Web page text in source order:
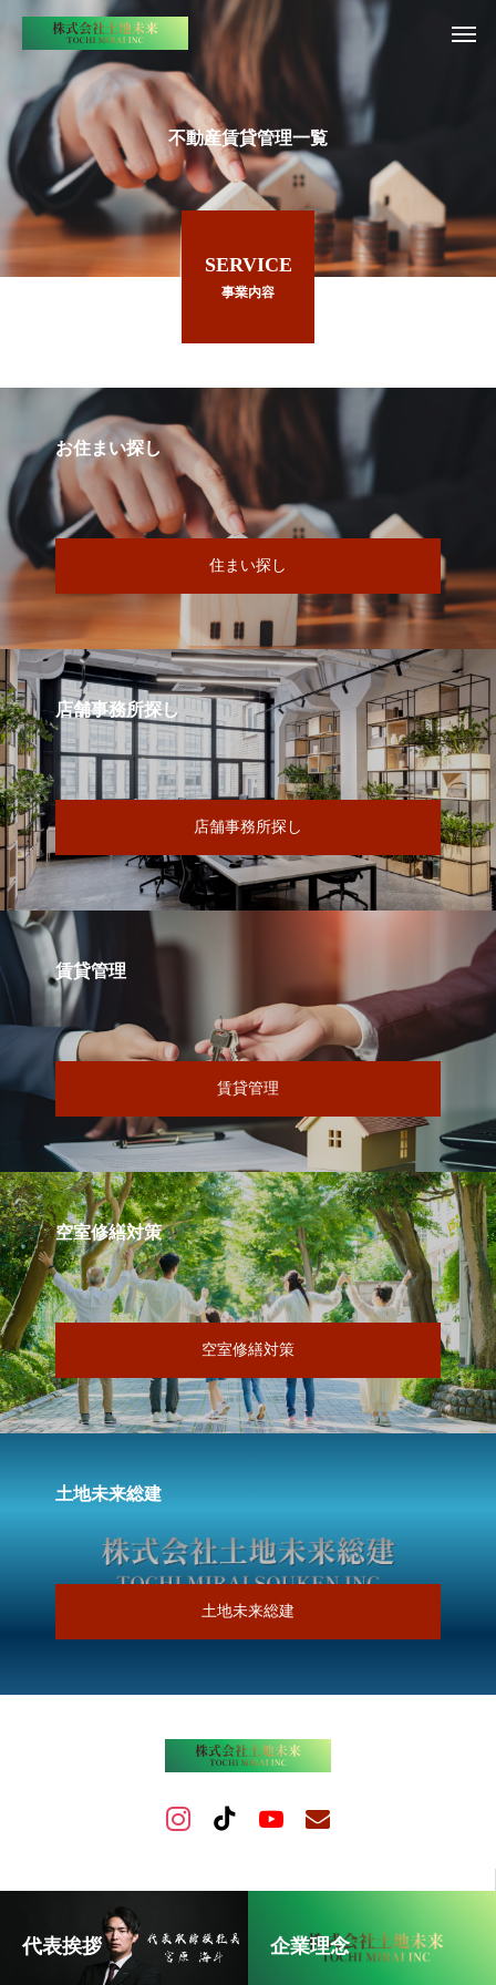
不動産賃貸管理一覧
SERVICE
事業内容
お住まい探し
住まい探し
店舗事務所探し
店舗事務所探し
賃貸管理
賃貸管理
空室修繕対策
空室修繕対策
土地未来総建
土地未来総建
代表挨拶 企業理念